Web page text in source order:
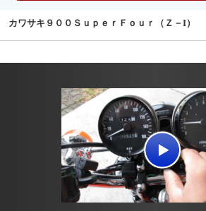
カワサキ９００ＳｕｐｅｒＦｏｕｒ（Ｚ－I）